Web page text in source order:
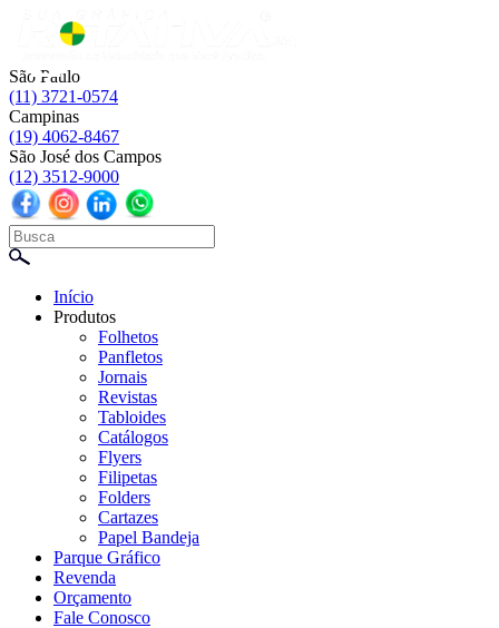
São Paulo
(11) 3721-0574
Campinas
(19) 4062-8467
São José dos Campos
(12) 3512-9000
☰
Início
Produtos
Folhetos
Panfletos
Jornais
Revistas
Tabloides
Catálogos
Flyers
Filipetas
Folders
Cartazes
Papel Bandeja
Parque Gráfico
Revenda
Orçamento
Fale Conosco